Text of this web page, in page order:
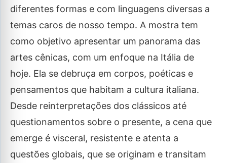
diferentes formas e com linguagens diversas a
temas caros de nosso tempo. A mostra tem
como objetivo apresentar um panorama das
artes cênicas, com um enfoque na Itália de
hoje. Ela se debruça em corpos, poéticas e
pensamentos que habitam a cultura italiana.
Desde reinterpretações dos clássicos até
questionamentos sobre o presente, a cena que
emerge é visceral, resistente e atenta a
questões globais, que se originam e transitam